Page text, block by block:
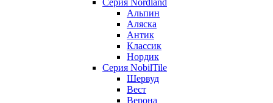
Альпин
Аляска
Антик
Классик
Нордик
Серия NobilTile
Шервуд
Вест
Верона